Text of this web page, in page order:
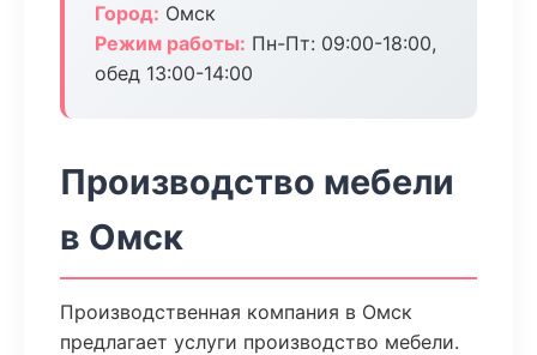
Город: Омск
Режим работы: Пн-Пт: 09:00-18:00,
обед 13:00-14:00
Производство мебели
в Омск
Производственная компания в Омск
предлагает услуги производство мебели.